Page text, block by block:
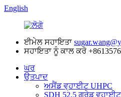
English
ਈਮੇਲ ਸਹਾਇਤਾ
ਸਹਾਇਤਾ ਨੂੰ ਕਾਲ ਕਰੋ
ਘਰ
ਉਤਪਾਦ
ਅਸੈਂਡ ਵ੍ਹਾਈਟ UHPC
SDH 52.5 ਗ੍ਰੇਡ